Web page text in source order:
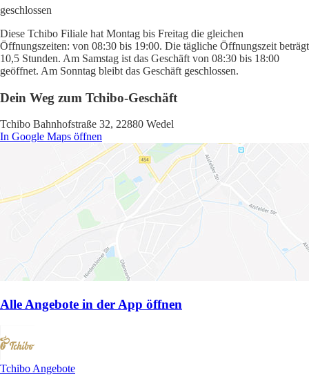
geschlossen
Diese Tchibo Filiale hat Montag bis Freitag die gleichen
Öffnungszeiten: von 08:30 bis 19:00. Die tägliche Öffnungszeit beträgt
10,5 Stunden. Am Samstag ist das Geschäft von 08:30 bis 18:00
geöffnet. Am Sonntag bleibt das Geschäft geschlossen.
Dein Weg zum Tchibo-Geschäft
Tchibo Bahnhofstraße 32, 22880 Wedel
In Google Maps öffnen
Alle Angebote in der App öffnen
Tchibo Angebote